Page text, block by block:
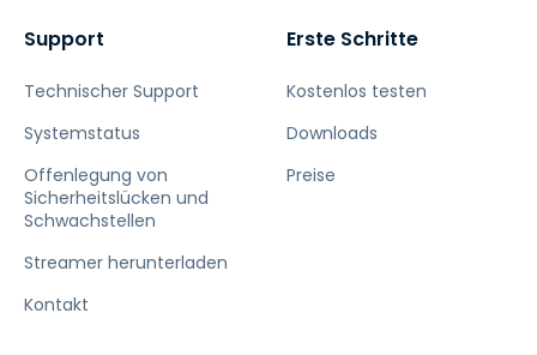
Support
Technischer Support
Systemstatus
Offenlegung von
Sicherheitslücken und
Schwachstellen
Streamer herunterladen
Kontakt
Erste Schritte
Kostenlos testen
Downloads
Preise